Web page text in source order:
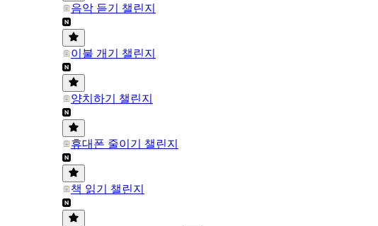
음악 듣기 챌린지
이불 개기 챌린지
양치하기 챌린지
휴대폰 줄이기 챌린지
책 읽기 챌린지